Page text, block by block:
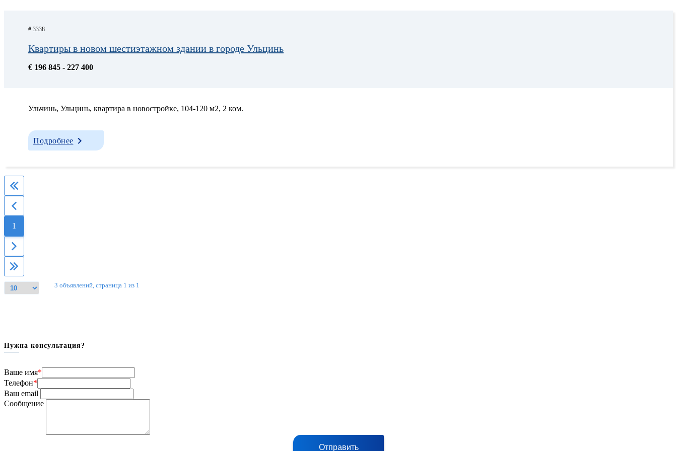
# 3338
Квартиры в новом шестиэтажном здании в городе Ульцинь
€ 196 845 - 227 400
Ульчинь, Ульцинь, квартира в новостройке, 104-120 м2, 2 ком.
Подробнее
1
3 объявлений, страница 1 из 1
Нужна консультация?
Ваше имя*
Телефон*
Ваш email
Сообщение
Отправить